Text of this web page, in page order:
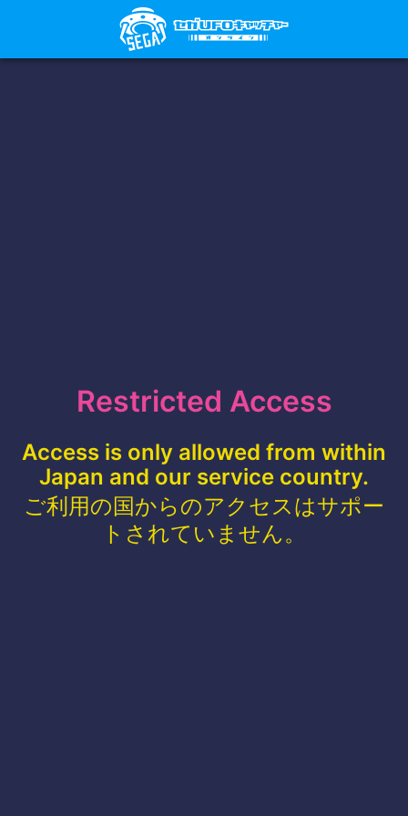
Restricted Access
Access is only allowed from within
Japan and our service country.
ご利用の国からのアクセスはサポー
トされていません。